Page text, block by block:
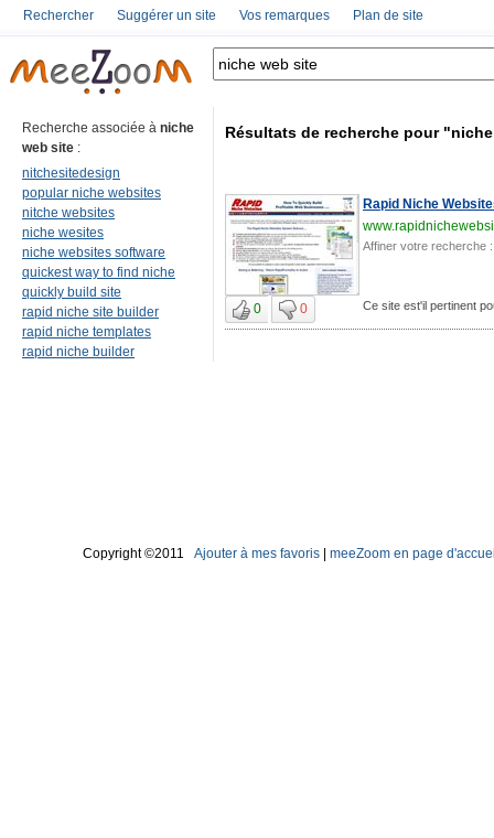
Rechercher Suggérer un site Vos remarques Plan de site
Recherche associée à niche
web site :
nitchesitedesign
popular niche websites
nitche websites
niche wesites
niche websites software
quickest way to find niche
quickly build site
rapid niche site builder
rapid niche templates
rapid niche builder
Résultats de recherche pour
Rapid Niche
Affiner votre recherche :
0 0 Ce site est'il pertinent
Copyright ©2011 Ajouter à mes favoris meeZoom en page